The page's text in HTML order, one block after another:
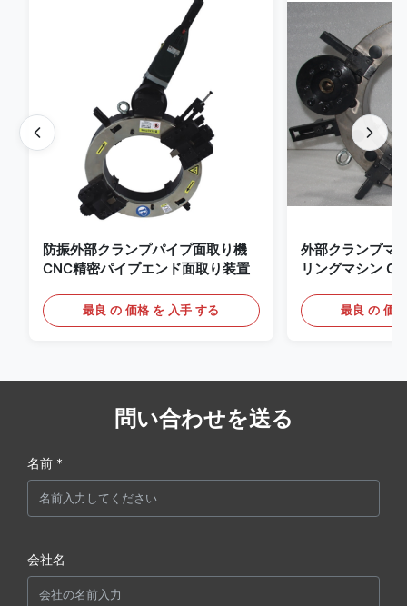
防振外部クランプパイプ面取り機
CNC精密パイプエンド面取り装置
最良 の 価格 を 入手 する
外部クランプマ
リングマシン
最良 の 価
問い合わせを送る
名前 *
会社名